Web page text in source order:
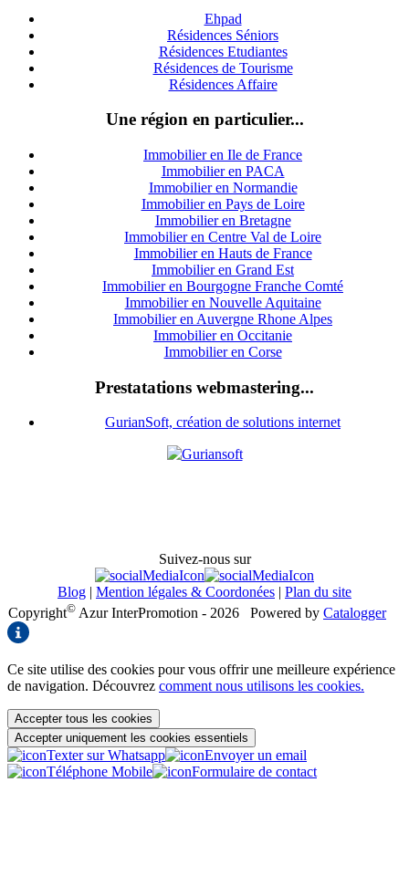
Ehpad
Résidences Séniors
Résidences Etudiantes
Résidences de Tourisme
Résidences Affaire
Une région en particulier...
Immobilier en Ile de France
Immobilier en PACA
Immobilier en Normandie
Immobilier en Pays de Loire
Immobilier en Bretagne
Immobilier en Centre Val de Loire
Immobilier en Hauts de France
Immobilier en Grand Est
Immobilier en Bourgogne Franche Comté
Immobilier en Nouvelle Aquitaine
Immobilier en Auvergne Rhone Alpes
Immobilier en Occitanie
Immobilier en Corse
Prestatations webmastering...
GurianSoft, création de solutions internet
Suivez-nous sur
Blog | Mention légales & Coordonées | Plan du site
Copyright© Azur InterPromotion - 2026 Powered by Catalogger
Ce site utilise des cookies pour vous offrir une meilleure expérience
de navigation. Découvrez comment nous utilisons les cookies.
Accepter tous les cookies
Accepter uniquement les cookies essentiels